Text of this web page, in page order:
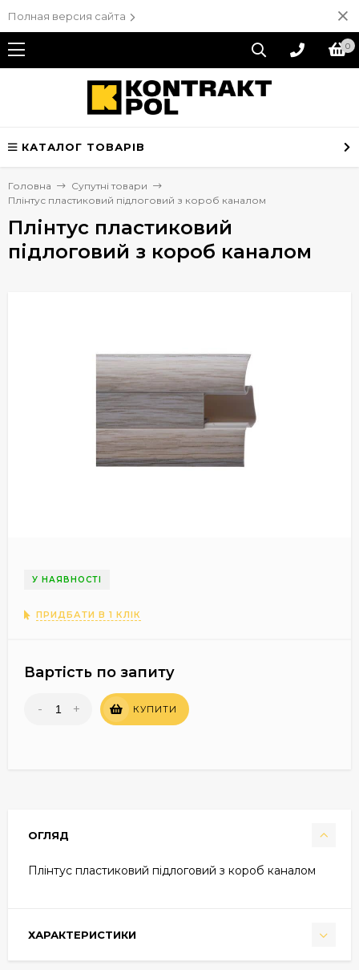
Полная версия сайта
0
КАТАЛОГ ТОВАРІВ
Головна
Супутні товари
Плінтус пластиковий підлоговий з короб каналом
Плінтус пластиковий
підлоговий з короб каналом
У НАЯВНОСТІ
ПРИДБАТИ В 1 КЛІК
Вартість по запиту
- + КУПИТИ
ОГЛЯД
Плінтус пластиковий підлоговий з короб каналом
ХАРАКТЕРИСТИКИ